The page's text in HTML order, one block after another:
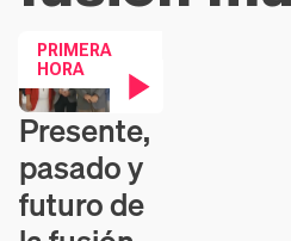
PRIMERA
HORA
Contenido en vídeo
Presente,
pasado y
futuro de